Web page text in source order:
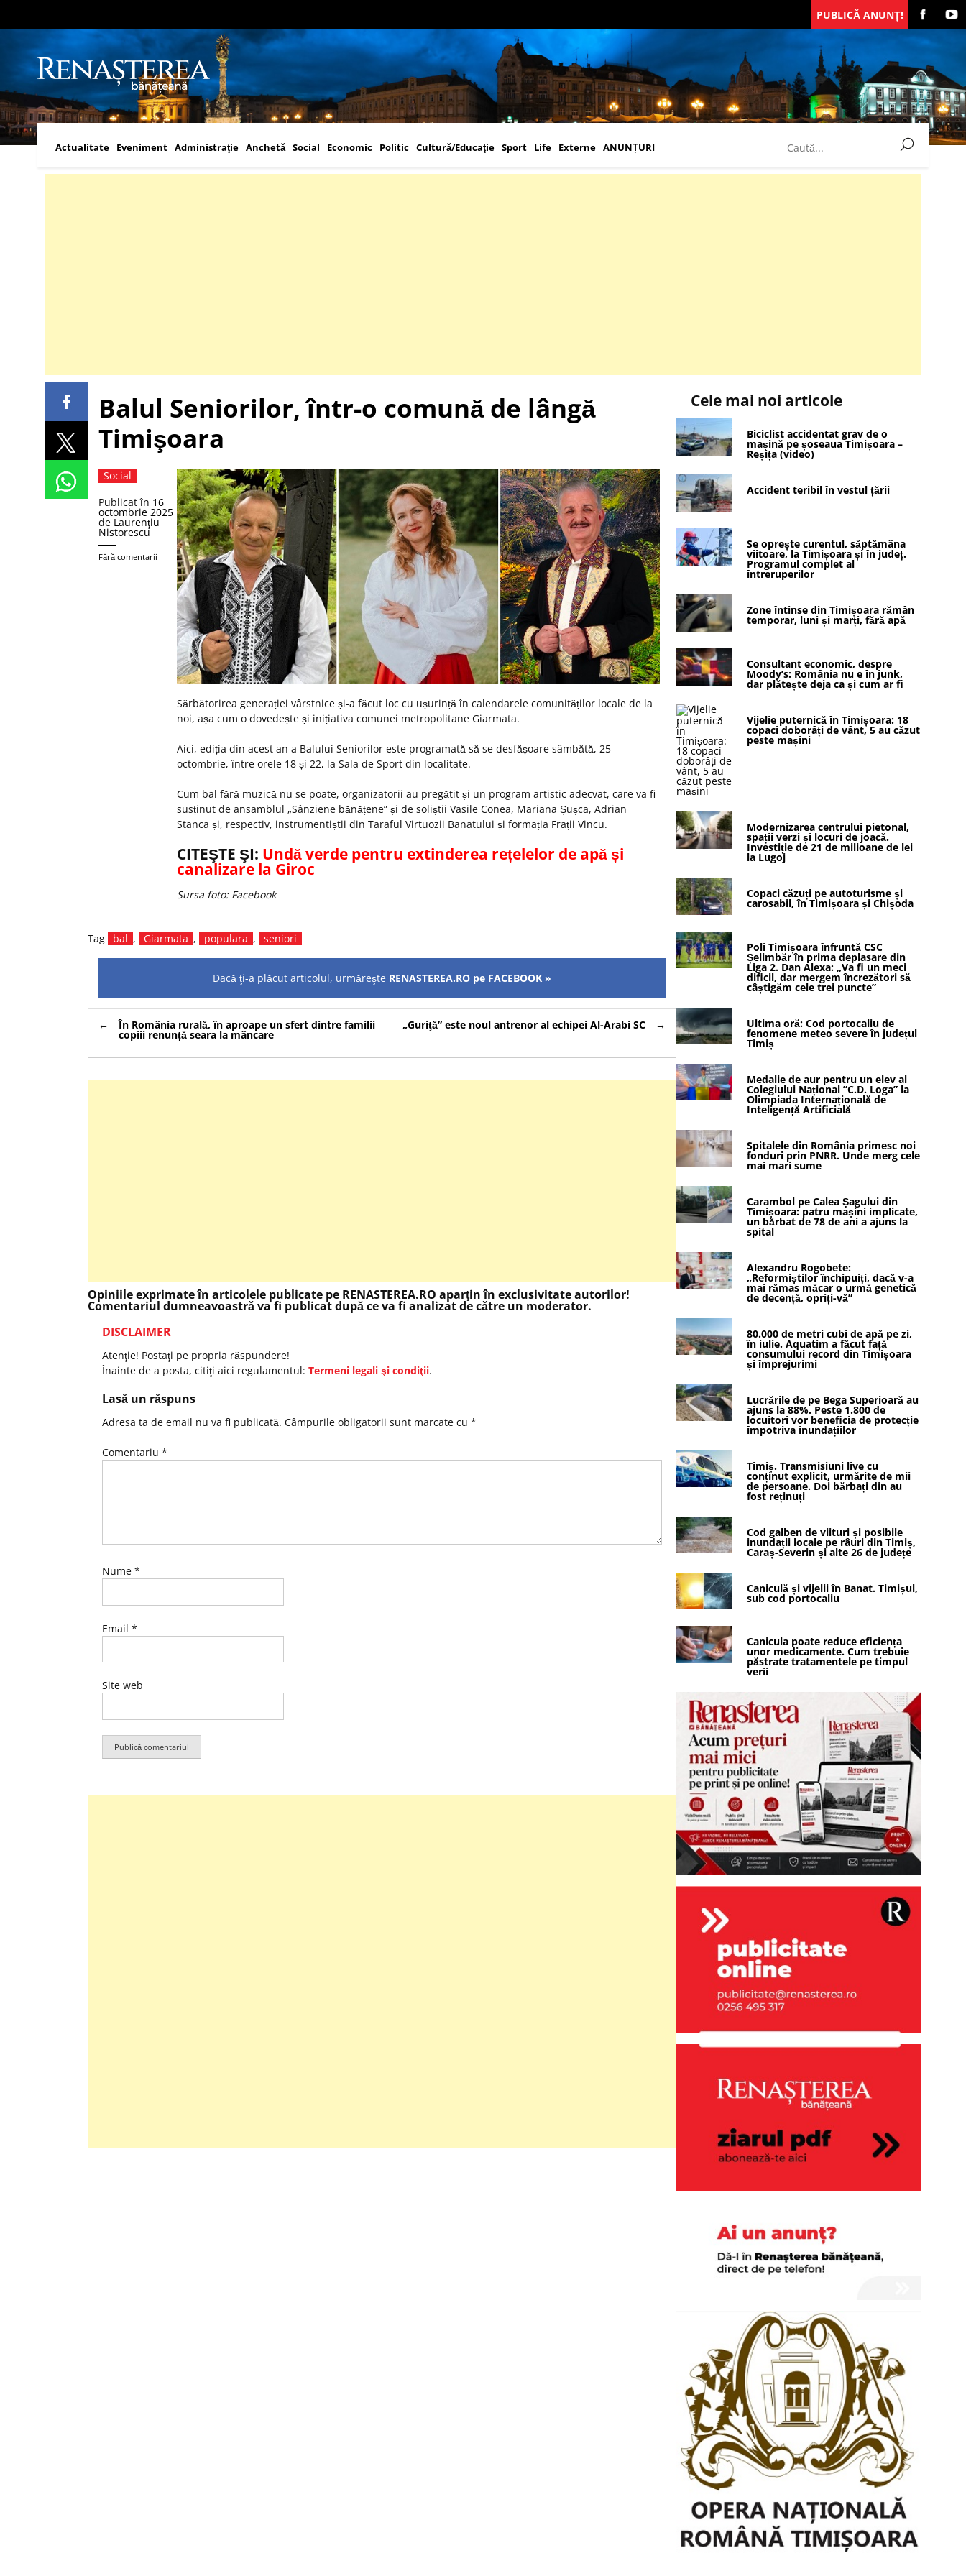
PUBLICĂ ANUNȚ!
Actualitate Eveniment Administraţie Anchetă Social Economic Politic Cultură/Educaţie Sport Life Externe ANUNȚURI
Balul Seniorilor, într-o comună de lângă
Timişoara
Social
Publicat în 16
octombrie 2025
de Laurenţiu
Nistorescu
Fără comentarii
Sărbătorirea generației vârstnice și-a făcut loc cu ușurință în calendarele comunităților locale de la
noi, așa cum o dovedește și inițiativa comunei metropolitane Giarmata.
Aici, ediția din acest an a Balului Seniorilor este programată să se desfășoare sâmbătă, 25
octombrie, între orele 18 și 22, la Sala de Sport din localitate.
Cum bal fără muzică nu se poate, organizatorii au pregătit și un program artistic adecvat, care va fi
susținut de ansamblul „Sânziene bănățene” și de soliștii Vasile Conea, Mariana Șușca, Adrian
Stanca și, respectiv, instrumentiștii din Taraful Virtuozii Banatului și formația Frații Vincu.
CITEŞTE ŞI: Undă verde pentru extinderea rețelelor de apă și
canalizare la Giroc
Sursa foto: Facebook
Tag bal , Giarmata , populara , seniori
Dacă ţi-a plăcut articolul, urmăreşte RENASTEREA.RO pe FACEBOOK »
Navigare
în
articole
În România rurală, în aproape un sfert dintre familii
copiii renunță seara la mâncare
„Guriţă” este noul antrenor al echipei Al-Arabi SC
Opiniile exprimate în articolele publicate pe RENASTEREA.RO aparţin în exclusivitate autorilor!
Comentariul dumneavoastră va fi publicat după ce va fi analizat de către un moderator.
DISCLAIMER
Atenţie! Postaţi pe propria răspundere!
Înainte de a posta, citiţi aici regulamentul: Termeni legali şi condiţii.
Lasă un răspuns
Adresa ta de email nu va fi publicată. Câmpurile obligatorii sunt marcate cu *
Comentariu *
Nume *
Email *
Site web
Cele mai noi articole
Biciclist accidentat grav de o
mașină pe șoseaua Timișoara –
Reșița (video)
Accident teribil în vestul țării
Se oprește curentul, săptămâna
viitoare, la Timișoara și în județ.
Programul complet al
întreruperilor
Zone întinse din Timișoara rămân
temporar, luni și marți, fără apă
Consultant economic, despre
Moody’s: România nu e în junk,
dar plătește deja ca și cum ar fi
Vijelie puternică în Timișoara: 18
copaci doborâți de vânt, 5 au căzut
peste mașini
Modernizarea centrului pietonal,
spații verzi și locuri de joacă.
Investiție de 21 de milioane de lei
la Lugoj
Copaci căzuți pe autoturisme și
carosabil, în Timișoara și Chișoda
Poli Timișoara înfruntă CSC
Șelimbăr în prima deplasare din
Liga 2. Dan Alexa: „Va fi un meci
dificil, dar mergem încrezători să
câștigăm cele trei puncte”
Ultima oră: Cod portocaliu de
fenomene meteo severe în județul
Timiș
Medalie de aur pentru un elev al
Colegiului Național ”C.D. Loga” la
Olimpiada Internațională de
Inteligență Artificială
Spitalele din România primesc noi
fonduri prin PNRR. Unde merg cele
mai mari sume
Carambol pe Calea Șagului din
Timișoara: patru mașini implicate,
un bărbat de 78 de ani a ajuns la
spital
Alexandru Rogobete:
„Reformiștilor închipuiți, dacă v-a
mai rămas măcar o urmă genetică
de decență, opriți-vă”
80.000 de metri cubi de apă pe zi,
în iulie. Aquatim a făcut față
consumului record din Timișoara
și împrejurimi
Lucrările de pe Bega Superioară au
ajuns la 88%. Peste 1.800 de
locuitori vor beneficia de protecție
împotriva inundațiilor
Timiș. Transmisiuni live cu
conținut explicit, urmărite de mii
de persoane. Doi bărbați din au
fost reținuți
Cod galben de viituri și posibile
inundații locale pe râuri din Timiș,
Caraș-Severin și alte 26 de județe
Caniculă și vijelii în Banat. Timișul,
sub cod portocaliu
Canicula poate reduce eficiența
unor medicamente. Cum trebuie
păstrate tratamentele pe timpul
verii